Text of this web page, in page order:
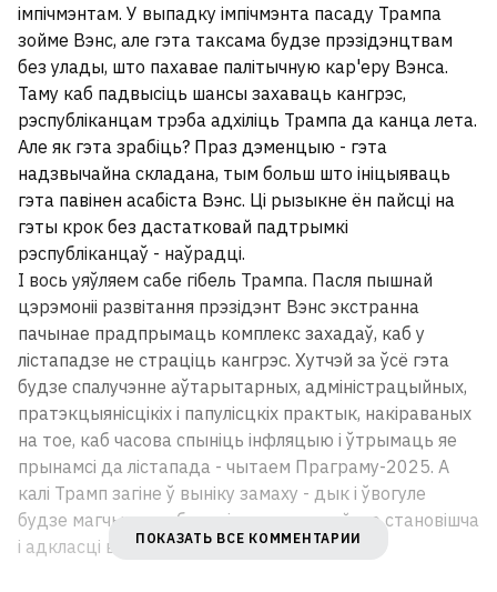
імпічмэнтам. У выпадку імпічмэнта пасаду Трампа
зойме Вэнс, але гэта таксама будзе прэзідэнцтвам
без улады, што пахавае палітычную кар'еру Вэнса.
Таму каб падвысіць шансы захаваць кангрэс,
рэспубліканцам трэба адхіліць Трампа да канца лета.
Але як гэта зрабіць? Праз дэменцыю - гэта
надзвычайна складана, тым больш што ініцыяваць
гэта павінен асабіста Вэнс. Ці рызыкне ён пайсці на
гэты крок без дастатковай падтрымкі
рэспубліканцаў - наўрадці.
І вось уяўляем сабе гібель Трампа. Пасля пышнай
цэрэмоніі развітання прэзідэнт Вэнс экстранна
пачынае прадпрымаць комплекс захадаў, каб у
лістападзе не страціць кангрэс. Хутчэй за ўсё гэта
будзе спалучэнне аўтарытарных, адміністрацыйных,
пратэкцыянісцікіх і папулісцкіх практык, накіраваных
на тое, каб часова спыніць інфляцыю і ўтрымаць яе
прынамсі да лістапада - чытаем Праграму-2025. А
калі Трамп загіне ў выніку замаху - дык і ўвогуле
будзе магчымым абвесціць надзвычайнае становішча
і адкласці выбары.ПОКАЗАТЬ ВСЕ КОММЕНТАРИИ
«Над головой летает по 20 тонн». Брат и
сестра из Беларуси рассказали, сколько
зарабатывают в порту польской Гдыни
ВСЕ НОВОСТИ →